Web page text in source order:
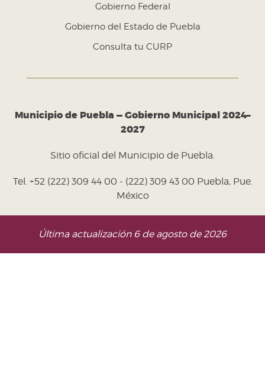
Gobierno Federal
Gobierno del Estado de Puebla
Consulta tu CURP
Municipio de Puebla — Gobierno Municipal 2024–
2027
Sitio oficial del Municipio de Puebla.
Tel. +52 (222) 309 44 00 - (222) 309 43 00 Puebla, Pue.
México
Última actualización 6 de agosto de 2026